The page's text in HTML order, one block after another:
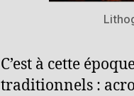
C’est à cette
traditionnels :